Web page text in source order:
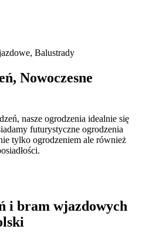
Balustrady
Nowoczesne
nasze ogrodzenia idealnie się
futurystyczne ogrodzenia
tylko ogrodzeniem ale również
i bram wjazdowych